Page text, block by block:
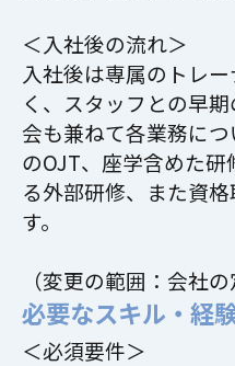
＜入社後の流れ＞
入社後は専属のトレ
く、スタッフとの早
会も兼ねて各業務に
のOJT、座学含めた
る外部研修、また資
す。
（変更の範囲：会社の
必要なスキル・経
＜必須要件＞